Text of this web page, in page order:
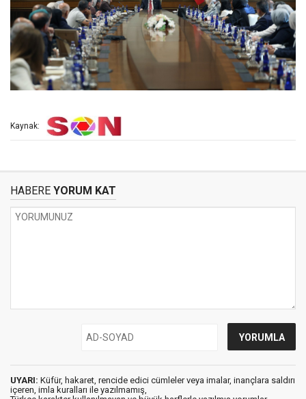
Kaynak:
HABERE YORUM KAT
UYARI: Küfür, hakaret, rencide edici cümleler veya imalar, inançlara saldırı
içeren, imla kuralları ile yazılmamış,